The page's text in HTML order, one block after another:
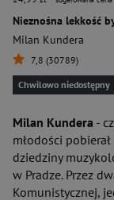
Nieznośna lekkość
Milan Kundera
7,8 (30789)
Chwilowo niedostępny
Milan Kundera -
młodości
dziedziny
w Pradze. Przez
Komunistycznej,